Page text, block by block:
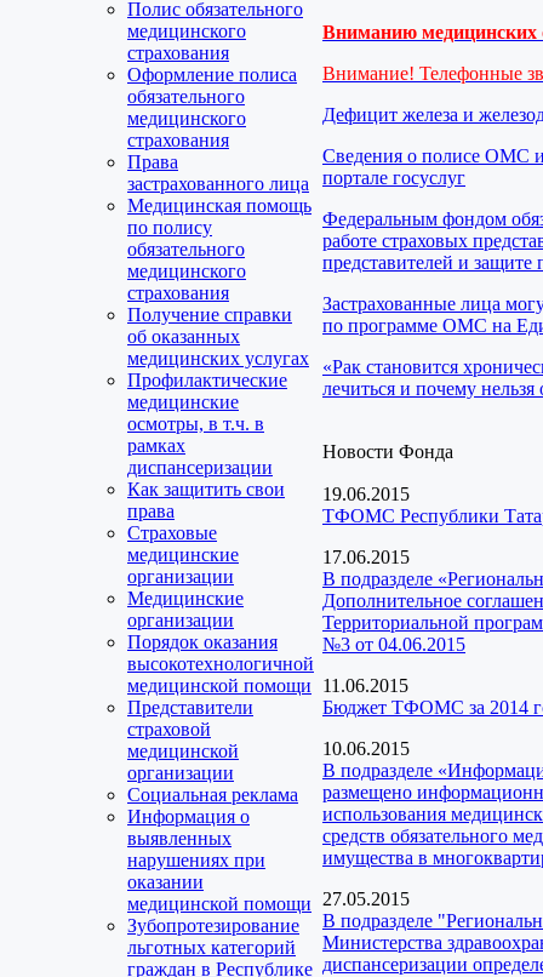
Полис обязательного
медицинского
страхования
Оформление полиса
обязательного
медицинского
страхования
Права
застрахованного лица
Медицинская помощь
по полису
обязательного
медицинского
страхования
Получение справки
об оказанных
медицинских услугах
Профилактические
медицинские
осмотры, в т.ч. в
рамках
диспансеризации
Как защитить свои
права
Страховые
медицинские
организации
Медицинские
организации
Порядок оказания
высокотехнологичной
медицинской помощи
Представители
страховой
медицинской
организации
Социальная реклама
Информация о
выявленных
нарушениях при
оказании
медицинской помощи
Зубопротезирование
льготных категорий
граждан в Республике
Вниманию медицинских
Внимание! Телефонные
Дефицит железа и
Сведения о полисе ОМС
портале госуслуг
Федеральным фондом
работе страховых
представителей и защите
Застрахованные лица
по программе ОМС на
«Рак становится
лечиться и почему нельзя
Новости Фонда
19.06.2015
ТФОМС Республики
17.06.2015
В подразделе
Дополнительное
Территориальной
№3 от 04.06.2015
11.06.2015
Бюджет ТФОМС за 2014
10.06.2015
В подразделе
размещено
использования
средств обязательного
имущества в
27.05.2015
В подразделе
Министерства
диспансеризации